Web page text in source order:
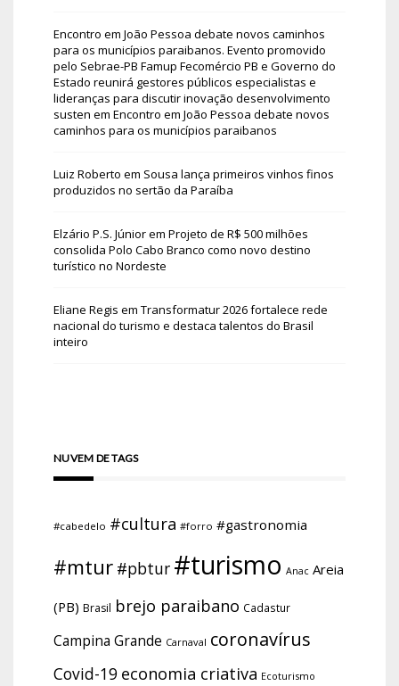
Encontro em João Pessoa debate novos caminhos
para os municípios paraibanos. Evento promovido
pelo Sebrae-PB Famup Fecomércio PB e Governo do
Estado reunirá gestores públicos especialistas e
lideranças para discutir inovação desenvolvimento
susten em Encontro em João Pessoa debate novos
caminhos para os municípios paraibanos
Luiz Roberto em Sousa lança primeiros vinhos finos
produzidos no sertão da Paraíba
Elzário P.S. Júniorem Projeto de R$ 500 milhões
consolida Polo Cabo Branco como novo destino
turístico no Nordeste
Eliane Regis em Transformatur 2026 fortalece rede
nacional do turismo e destaca talentos do Brasil
inteiro
NUVEM DE TAGS
#cabedelo #cultura #forro #gastronomia
#mtur #pbtur #turismo Anac Areia
(PB) Brasil brejo paraibano Cadastur
Campina Grande Carnaval coronavírus
Covid-19 economia criativa Ecoturismo